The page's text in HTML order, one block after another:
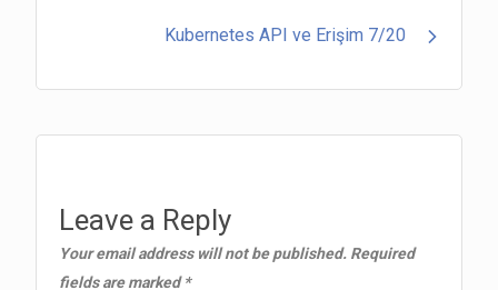
navigation
Kubernetes API ve Erişim 7/20
Leave a Reply
Your email address will not be published. Required
fields are marked*